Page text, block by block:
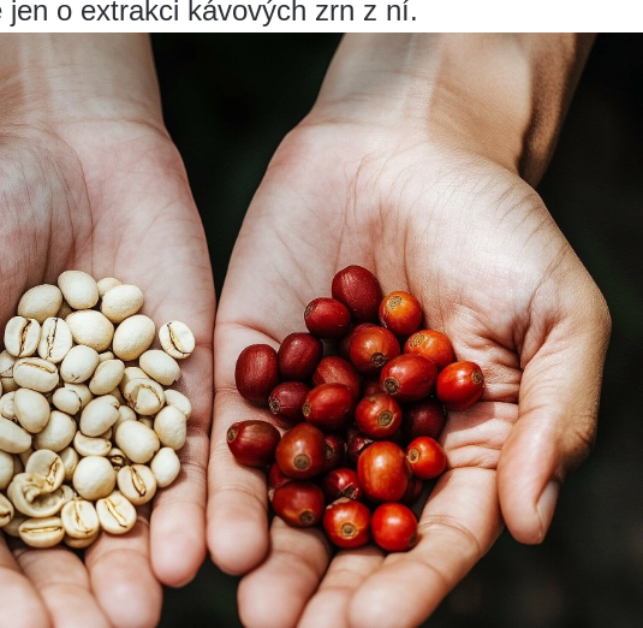
jen o extrakci kávových zrn z ní.